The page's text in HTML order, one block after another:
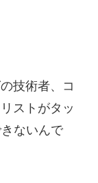
技術者、コ
ストがタッ
ないんで